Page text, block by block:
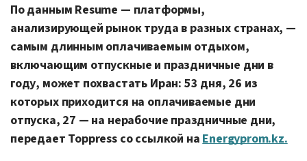
По данным Resume — платформы,
анализирующей рынок труда в разных странах, —
самым длинным оплачиваемым отдыхом,
включающим отпускные и праздничные дни в
году, может похвастать Иран: 53 дня, 26 из
которых приходится на оплачиваемые дни
отпуска, 27 — на нерабочие праздничные дни,
передает Toppress со ссылкой на Energyprom.kz.